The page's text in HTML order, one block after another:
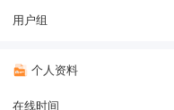
用户组
个人资料
在线时间